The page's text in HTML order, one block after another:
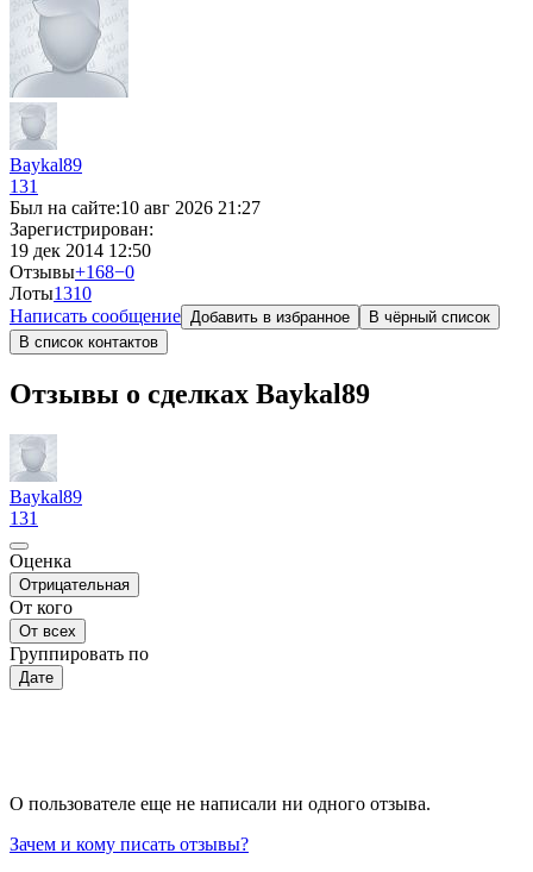
Baykal89
131
Был на сайте:10 авг 2026 21:27
Зарегистрирован:
19 дек 2014 12:50
Отзывы+168−0
Лоты1310
Написать сообщение Добавить в избранное
В чёрный список
В список контактов
Отзывы о сделках Baykal89
Baykal89
131
Оценка
Отрицательная
От кого
От всех
Группировать по
Дате
О пользователе еще не написали ни одного отзыва.
Зачем и кому писать отзывы?